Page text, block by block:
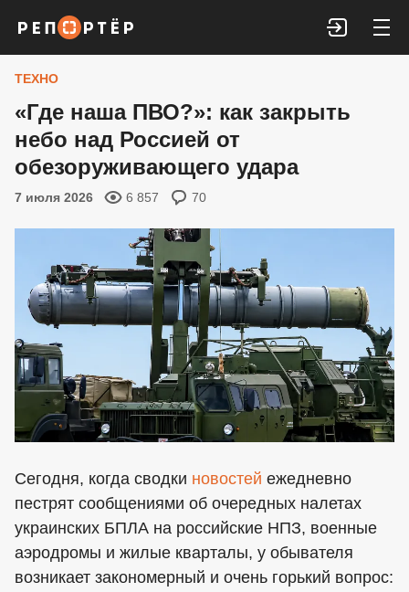
Войти
ТЕХНО
«Где наша ПВО?»: как закрыть
небо над Россией от
обезоруживающего удара
7 июля 2026 6 857 70
Сегодня, когда сводки новостей ежедневно
пестрят сообщениями об очередных налетах
украинских БПЛА на российские НПЗ, военные
аэродромы и жилые кварталы, у обывателя
возникает закономерный и очень горький вопрос: